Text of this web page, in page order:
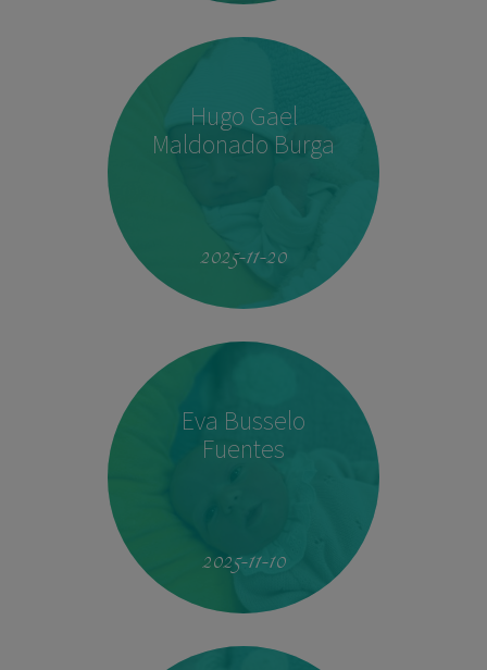
Hugo Gael
Maldonado Burga
2025-11-20
Eva Busselo
Fuentes
2025-11-10